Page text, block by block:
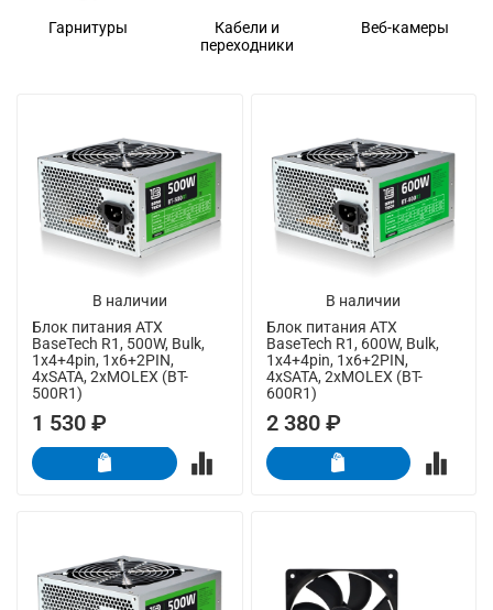
Гарнитуры
Кабели и
переходники
Веб-камеры
В наличии
Блок питания ATX
BaseTech R1, 500W, Bulk,
1x4+4pin, 1x6+2PIN,
4xSATA, 2xMOLEX (BT-
500R1)
1 530 ₽
В наличии
Блок питания ATX
BaseTech R1, 600W, Bulk,
1x4+4pin, 1x6+2PIN,
4xSATA, 2xMOLEX (BT-
600R1)
2 380 ₽